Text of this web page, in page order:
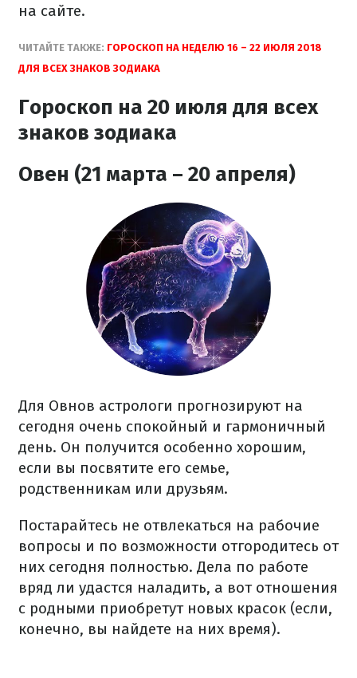
на сайте.
ЧИТАЙТЕ ТАКЖЕ: ГОРОСКОП НА НЕДЕЛЮ 16 – 22 ИЮЛЯ 2018
ДЛЯ ВСЕХ ЗНАКОВ ЗОДИАКА
Гороскоп на 20 июля для всех
знаков зодиака
Овен (21 марта – 20 апреля)
Для Овнов астрологи прогнозируют на
сегодня очень спокойный и гармоничный
день. Он получится особенно хорошим,
если вы посвятите его семье,
родственникам или друзьям.
Постарайтесь не отвлекаться на рабочие
вопросы и по возможности отгородитесь от
них сегодня полностью. Дела по работе
вряд ли удастся наладить, а вот отношения
с родными приобретут новых красок (если,
конечно, вы найдете на них время).